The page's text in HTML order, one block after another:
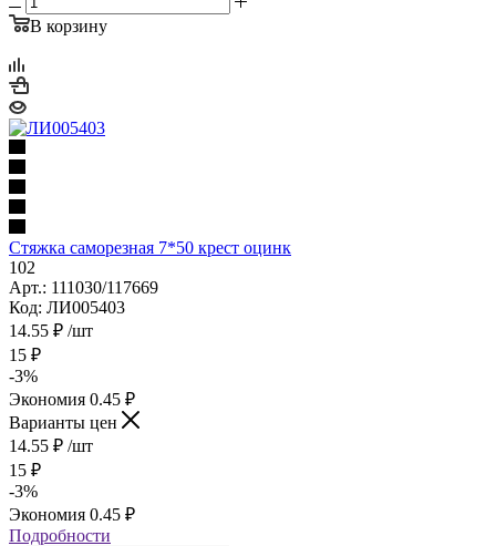
В корзину
Стяжка саморезная 7*50 крест оцинк
102
Арт.: 111030/117669
Код: ЛИ005403
14.55 ₽ /шт
15 ₽
-3%
Экономия 0.45 ₽
Варианты цен
14.55 ₽ /шт
15 ₽
-3%
Экономия 0.45 ₽
Подробности